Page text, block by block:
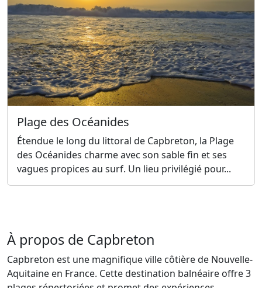
Plage des Océanides
Étendue le long du littoral de Capbreton, la Plage
des Océanides charme avec son sable fin et ses
vagues propices au surf. Un lieu privilégié pour...
À propos de Capbreton
Capbreton est une magnifique ville côtière de Nouvelle-
Aquitaine en France. Cette destination balnéaire offre 3